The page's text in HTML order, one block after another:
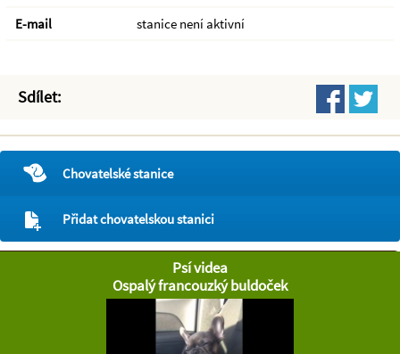
E-mail
stanice není aktivní
Sdílet:
Chovatelské stanice
Přidat chovatelskou stanici
Psí videa
Ospalý francouzký buldoček